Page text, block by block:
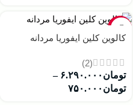
-17%
کالوین کلین ایفوریا مردانه
(2)
تومان ۶.۲۹۰.۰۰۰ –
تومان ۷۵۰.۰۰۰